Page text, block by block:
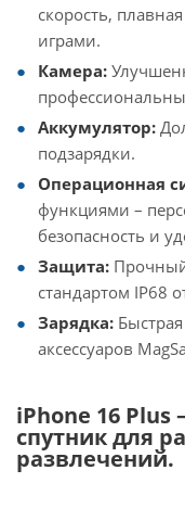
скорость,
играми.
Камера:
Аккумулятор:
подзарядки.
Операционная
функциями –
безопасность и
Защита:
стандартом IP68
Зарядка:
аксессуаров
iPhone 16
спутник для
развлечений.